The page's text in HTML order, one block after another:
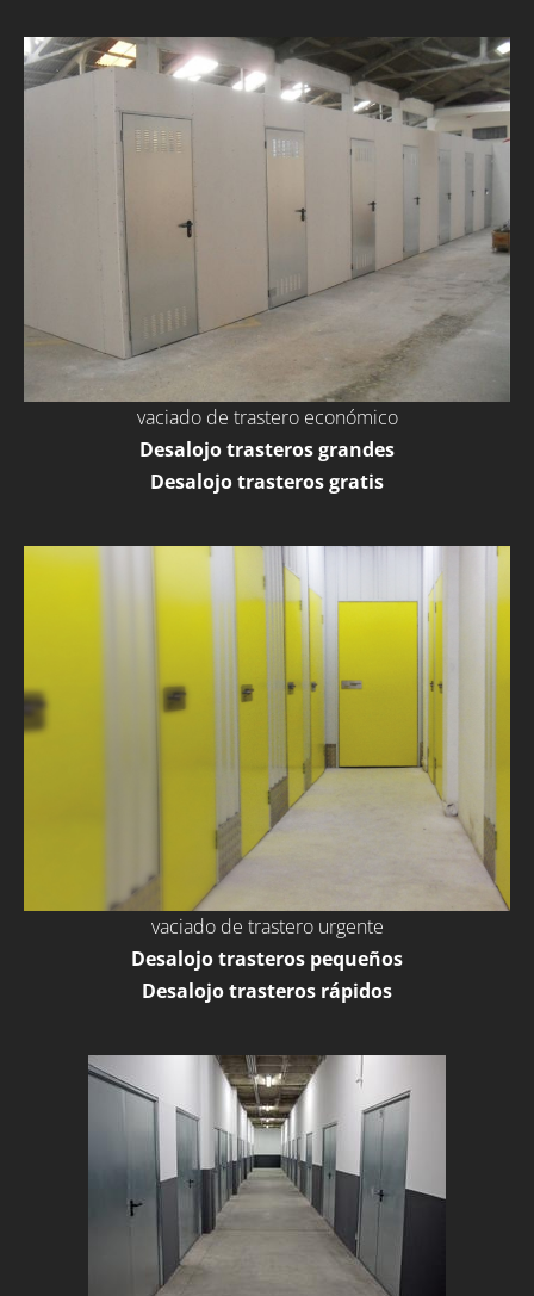
vaciado de trastero económico
Desalojo trasteros grandes
Desalojo trasteros gratis
vaciado de trastero urgente
Desalojo trasteros pequeños
Desalojo trasteros rápidos